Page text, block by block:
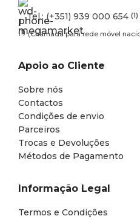
Tel.: (+351) 939 000 654 (1)
(1) (Chamada para rede móvel
Apoio ao Cliente
Sobre nós
Contactos
Condições de envio
Parceiros
Trocas e Devoluções
Métodos de Pagamento
Informação Legal
Termos e Condições